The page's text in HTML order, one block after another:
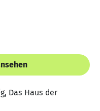
Das Haus der